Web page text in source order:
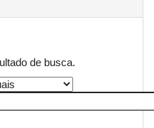
de busca.